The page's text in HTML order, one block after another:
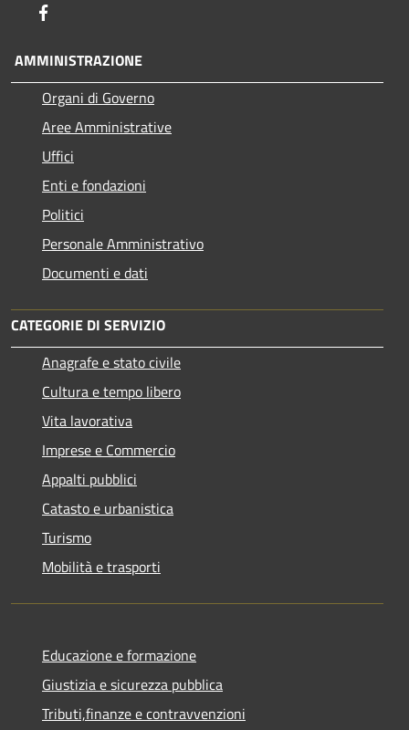
AMMINISTRAZIONE
Organi di Governo
Aree Amministrative
Uffici
Enti e fondazioni
Politici
Personale Amministrativo
Documenti e dati
CATEGORIE DI SERVIZIO
Anagrafe e stato civile
Cultura e tempo libero
Vita lavorativa
Imprese e Commercio
Appalti pubblici
Catasto e urbanistica
Turismo
Mobilità e trasporti
Educazione e formazione
Giustizia e sicurezza pubblica
Tributi,finanze e contravvenzioni